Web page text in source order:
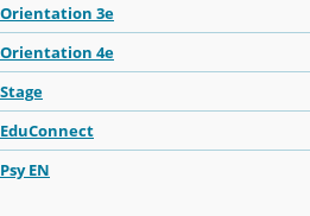
Orientation 3e
Orientation 4e
Stage
EduConnect
Psy EN